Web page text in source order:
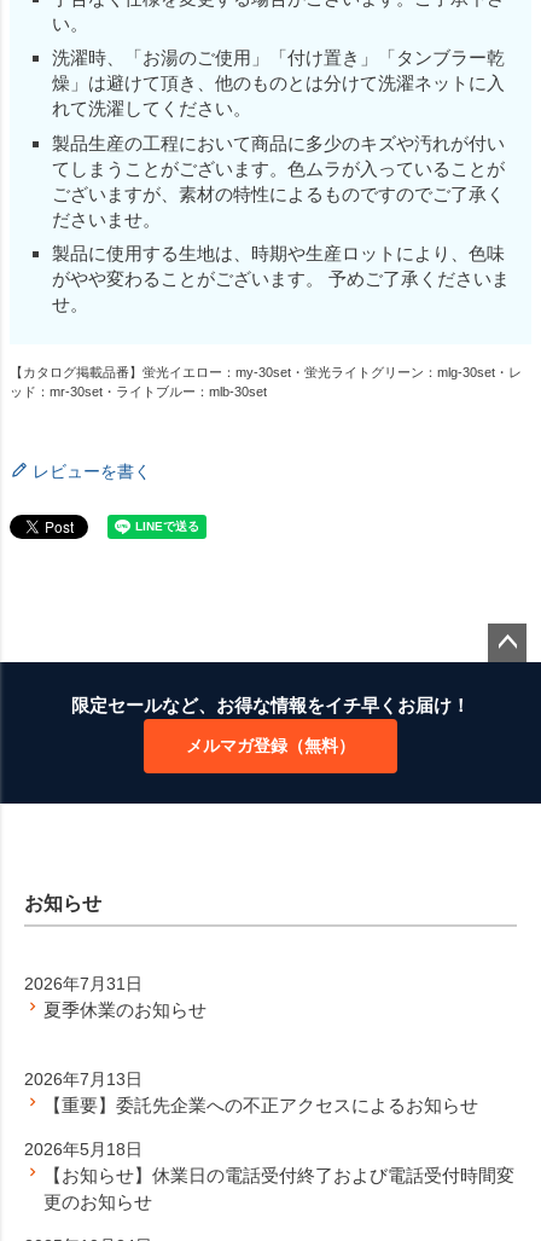
い。
洗濯時、「お湯のご使用」「付け置き」「タンブラー乾
燥」は避けて頂き、他のものとは分けて洗濯ネットに入
れて洗濯してください。
製品生産の工程において商品に多少のキズや汚れが付い
てしまうことがございます。色ムラが入っていることが
ございますが、素材の特性によるものですのでご了承く
ださいませ。
製品に使用する生地は、時期や生産ロットにより、色味
がやや変わることがございます。 予めご了承くださいま
せ。
【カタログ掲載品番】蛍光イエロー：my-30set・蛍光ライトグリーン：mlg-30set・レ
ッド：mr-30set・ライトブルー：mlb-30set
レビューを書く
限定セールなど、お得な情報をイチ早くお届け！
メルマガ登録（無料）
お知らせ
2026年7月31日
夏季休業のお知らせ
2026年7月13日
【重要】委託先企業への不正アクセスによるお知らせ
2026年5月18日
【お知らせ】休業日の電話受付終了および電話受付時間変
更のお知らせ